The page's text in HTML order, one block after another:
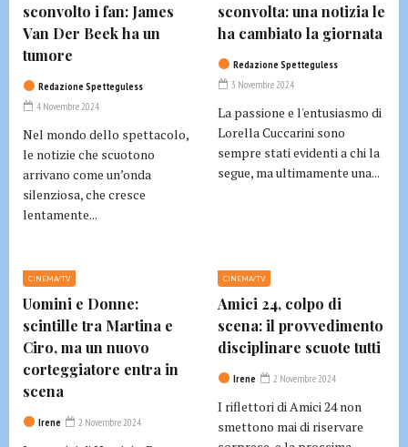
sconvolto i fan: James
Van Der Beek ha un
tumore
Redazione Spetteguless
4 Novembre 2024
Nel mondo dello spettacolo,
le notizie che scuotono
arrivano come un’onda
silenziosa, che cresce
lentamente...
sconvolta: una notizia le
ha cambiato la giornata
Redazione Spetteguless
3 Novembre 2024
La passione e l'entusiasmo di
Lorella Cuccarini sono
sempre stati evidenti a chi la
segue, ma ultimamente una...
CINEMA/TV
Uomini e Donne:
scintille tra Martina e
Ciro, ma un nuovo
corteggiatore entra in
scena
Irene 2 Novembre 2024
CINEMA/TV
Amici 24, colpo di
scena: il provvedimento
disciplinare scuote tutti
Irene 2 Novembre 2024
I riflettori di Amici 24 non
smettono mai di riservare